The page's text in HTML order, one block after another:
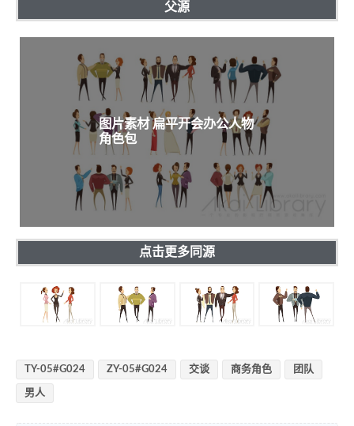
父源
图片素材 扁平开会办公人物
角色包
点击更多同源
TY-05#G024 ZY-05#G024 交谈 商务角色 团队
男人